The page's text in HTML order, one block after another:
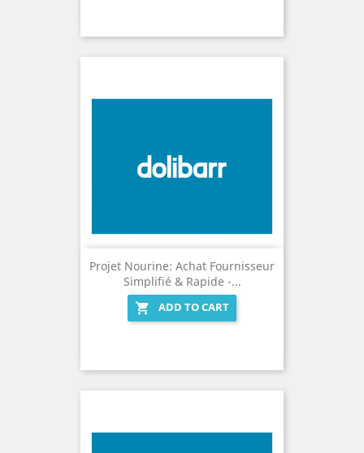
Projet Nourine: Achat Fournisseur
Simplifié & Rapide -...

ADD TO CART